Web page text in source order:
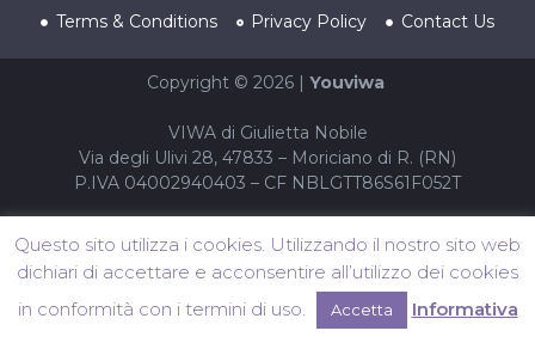
Terms & Conditions Privacy Policy Contact Us
Copyright © 2026 | Youviwa
VIWA di Giulietta Nobile
Via degli Ulivi 28, 47833 – Moriciano di R. (RN)
P.IVA 04002940403 – CF NBLGTT86S61F052T
Questo sito utilizza i cookies. Utilizzando il nostro sito web
dichiari di accettare e acconsentire all’utilizzo dei cookies
in conformità con i termini di uso.
Accetta Informativa